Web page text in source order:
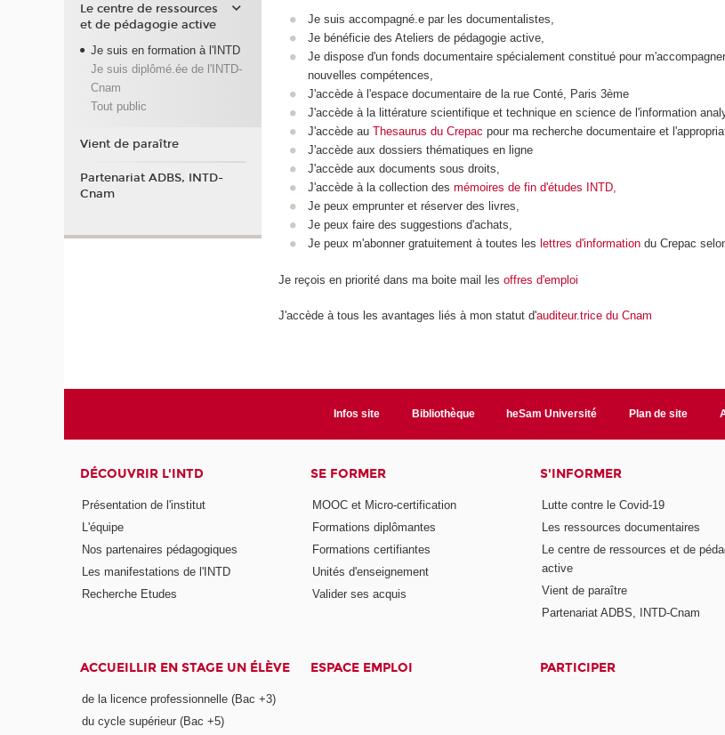
Je suis accompagné.e par les documentalistes,
Je bénéficie des Ateliers de pédagogie active,
Je dispose d'un fonds documentaire spécialement constitué pour
nouvelles compétences,
J'accède à l'espace documentaire de la rue Conté, Paris 3ème
J'accède à la littérature scientifique et technique en science de l'information
J'accède au Thesaurus du Crepac pour ma recherche documentaire et
J'accède aux dossiers thématiques en ligne
J'accède aux documents sous droits,
J'accède à la collection des mémoires de fin d'études INTD,
Je peux emprunter et réserver des livres,
Je peux faire des suggestions d'achats,
Je peux m'abonner gratuitement à toutes les lettres d'informationdu Crepac
Je reçois en priorité dans ma boite mail lesoffres d'emploi
J'accède à tous les avantages liés à mon statut d'auditeur.trice du Cnam
Le centre de ressources
et de pédagogie active
Je suis en formation à l'INTD
Je suis diplômé.ée de l'INTD-
Cnam
Tout public
Vient de paraître
Partenariat ADBS, INTD-
Cnam
Infos site Bibliothèque heSam Université Plan de site
DÉCOUVRIR L'INTD
Présentation de l'institut
L'équipe
Nos partenaires pédagogiques
Les manifestations de l'INTD
Recherche Etudes
SE FORMER
MOOC et Micro-certification
Formations diplômantes
Formations certifiantes
Unités d'enseignement
Valider ses acquis
S'INFORMER
Lutte contre le Covid-19
Les ressources documentaires
Le centre de ressources et de
active
Vient de paraître
Partenariat ADBS, INTD-Cnam
ACCUEILLIR EN STAGE UN ÉLÈVE
de la licence professionnelle (Bac +3)
du cycle supérieur (Bac +5)
ESPACE EMPLOI PARTICIPER